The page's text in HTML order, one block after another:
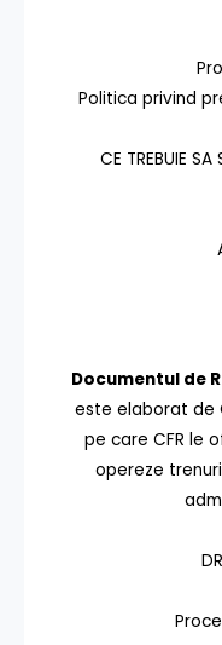
Politica privind
CE TREBUIE SA
Documentul de
este elaborat de
pe care CFR le
opereze